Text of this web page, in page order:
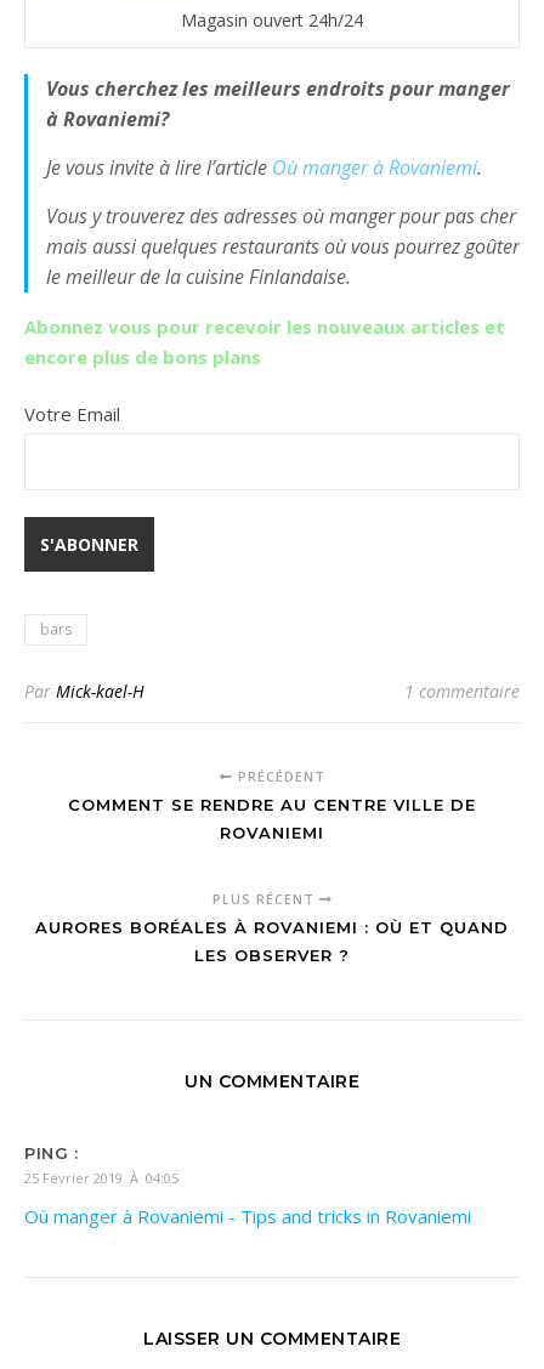
Magasin ouvert 24h/24
Vous cherchez les meilleurs endroits pour manger
à Rovaniemi?
Je vous invite à lire l’article Où manger à Rovaniemi.
Vous y trouverez des adresses où manger pour pas cher
mais aussi quelques restaurants où vous pourrez goûter
le meilleur de la cuisine Finlandaise.
Abonnez vous pour recevoir les nouveaux articles et
encore plus de bons plans
Votre Email
bars
Par Mick-kael-H 1 commentaire
PRÉCÉDENT
COMMENT SE RENDRE AU CENTRE VILLE DE
ROVANIEMI
PLUS RÉCENT
AURORES BORÉALES À ROVANIEMI : OÙ ET QUAND
LES OBSERVER ?
UN COMMENTAIRE
PING :
25 Février 2019 À 04:05
Où manger à Rovaniemi - Tips and tricks in Rovaniemi
LAISSER UN COMMENTAIRE